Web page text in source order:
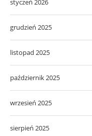
styczeń 2026
grudzień 2025
listopad 2025
październik 2025
wrzesień 2025
sierpień 2025